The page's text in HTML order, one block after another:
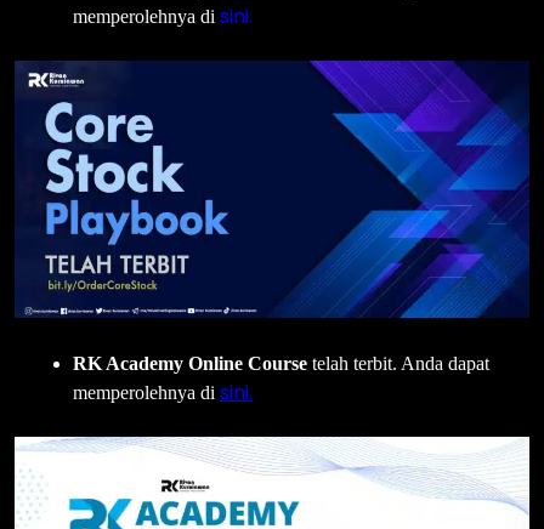
memperolehnya di sini.
RK Academy Online Course telah terbit. Anda dapat
memperolehnya di sini.